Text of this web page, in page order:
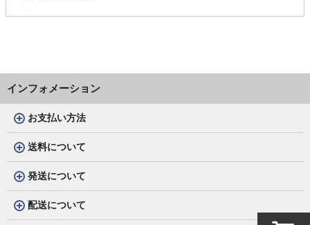
インフォメーション
お支払い方法
送料について
発送について
配送について